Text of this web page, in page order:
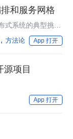
和服务网格
式系统的典型挑
模式如何帮助我们
方法论 App 打开
项目
App 打开